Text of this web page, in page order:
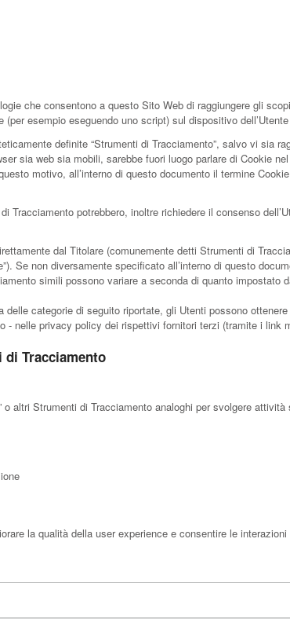
che consentono a questo Sito Web di raggiungere gli
esempio eseguendo uno script) sul dispositivo
definite “Strumenti di Tracciamento”, salvo vi sia
sia web sia mobili, sarebbe fuori luogo parlare di Cookie
motivo, all’interno di questo documento il termine
Tracciamento potrebbero, inoltre richiedere il consenso
dal Titolare (comunemente detti Strumenti di
Se non diversamente specificato all’interno di questo
simili possono variare a seconda di quanto
categorie di seguito riportate, gli Utenti possono
- nelle privacy policy dei rispettivi fornitori terzi (tramite i link
Tracciamento
altri Strumenti di Tracciamento analoghi per svolgere
la qualità della user experience e consentire le